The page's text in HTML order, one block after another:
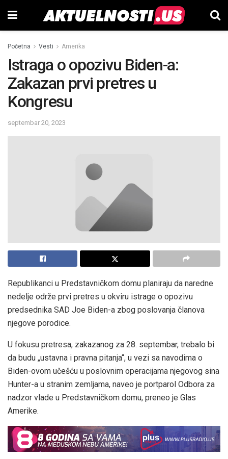
Početna Vesti Amerika
Istraga o opozivu Biden-a:
Zakazan prvi pretres u
Kongresu
septembar 20, 2023
Republikanci u Predstavničkom domu planiraju da naredne
nedelje održe prvi pretres u okviru istrage o opozivu
predsednika SAD Joe Biden-a zbog poslovanja članova
njegove porodice.
U fokusu pretresa, zakazanog za 28. septembar, trebalo bi
da budu „ustavna i pravna pitanja“, u vezi sa navodima o
Biden-ovom učešću u poslovnim operacijama njegovog sina
Hunter-a u stranim zemljama, naveo je portparol Odbora za
nadzor vlade u Predstavničkom domu, preneo je Glas
Amerike.